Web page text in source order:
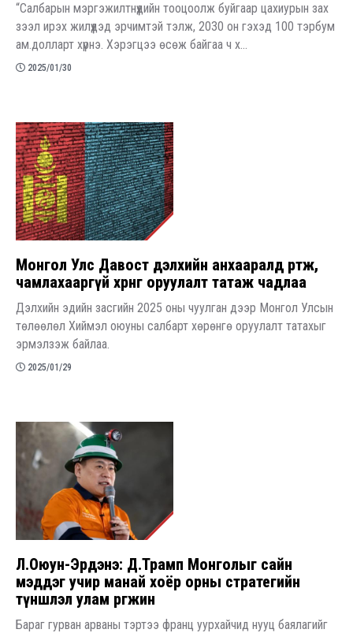
“Салбарын мэргэжилтнүүдийн тооцоолж буйгаар цахиурын зах
зээл ирэх жилүүдэд эрчимтэй тэлж, 2030 он гэхэд 100 тэрбум
ам.долларт хүрнэ. Хэрэгцээ өсөж байгаа ч х...
2025/01/30
Монгол Улс Давост дэлхийн анхааралд өртөж,
чамлахааргүй хөрөнгө оруулалт татаж чадлаа
Дэлхийн эдийн засгийн 2025 оны чуулган дээр Монгол Улсын
төлөөлөл Хиймэл оюуны салбарт хөрөнгө оруулалт татахыг
эрмэлзэж байлаа. ​
2025/01/29
Л.Оюун-Эрдэнэ: Д.Трамп Монголыг сайн
мэддэг учир манай хоёр орны стратегийн
түншлэл улам өргөжинө
Бараг гурван арваны тэртээ франц уурхайчид нууц баялагийг